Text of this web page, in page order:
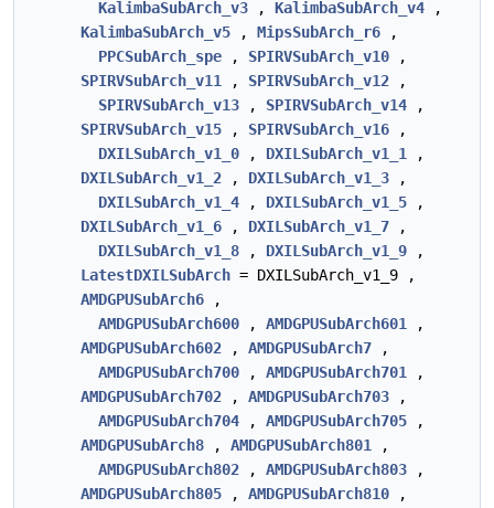
KalimbaSubArch_v3 , KalimbaSubArch_v4 ,
KalimbaSubArch_v5 , MipsSubArch_r6 ,
PPCSubArch_spe , SPIRVSubArch_v10 ,
SPIRVSubArch_v11
, SPIRVSubArch_v12 ,
SPIRVSubArch_v13 , SPIRVSubArch_v14 ,
SPIRVSubArch_v15 , SPIRVSubArch_v16 ,
DXILSubArch_v1_0 , DXILSubArch_v1_1
,
DXILSubArch_v1_2 , DXILSubArch_v1_3 ,
DXILSubArch_v1_4 , DXILSubArch_v1_5 ,
DXILSubArch_v1_6 , DXILSubArch_v1_7 ,
DXILSubArch_v1_8 , DXILSubArch_v1_9 ,
LatestDXILSubArch = DXILSubArch_v1_9 ,
AMDGPUSubArch6 ,
AMDGPUSubArch600 , AMDGPUSubArch601
,
AMDGPUSubArch602 , AMDGPUSubArch7 ,
AMDGPUSubArch700 , AMDGPUSubArch701
,
AMDGPUSubArch702 , AMDGPUSubArch703 ,
AMDGPUSubArch704 , AMDGPUSubArch705 ,
AMDGPUSubArch8 , AMDGPUSubArch801
,
AMDGPUSubArch802 , AMDGPUSubArch803 ,
AMDGPUSubArch805 , AMDGPUSubArch810 ,